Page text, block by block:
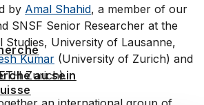
au sein
by Amal Shahid, a member of our
SNSF Senior Researcher at the
Studies, University of Lausanne,
Kumar (University of Zurich) and
Zurich).